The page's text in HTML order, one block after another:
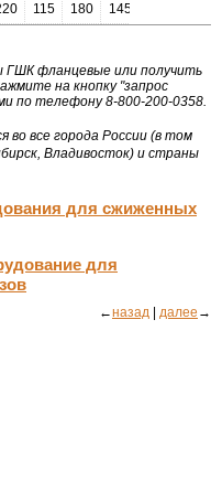
115 180 145
фланцевые или получить
на кнопку "запрос
по телефону 8-800-200-0358.
во все города России (в том
Владивосток) и страны
для сжиженных
для
←назад далее →